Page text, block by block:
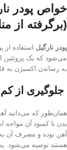
خواص پودر
(برگرفته از
پودر نارگیل استفاده از
می‌شود که یک
به رساندن اکسیژن به
جلوگیری از
همان‌طور که می‌دانید
بدن با کمبود آن
آهن بوده و مصرف آن
هستند توصیه می‌شود.